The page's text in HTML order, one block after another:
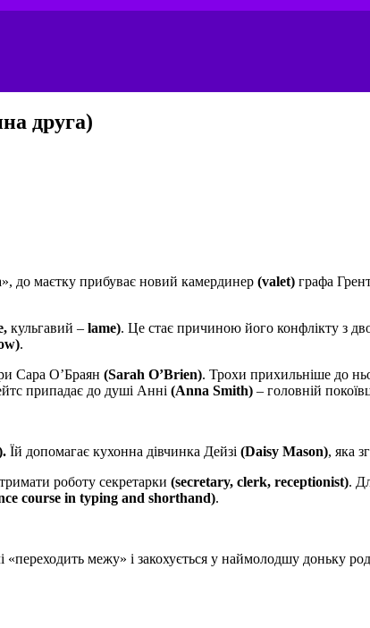
друга)
до маєтку прибуває новий камердинер (valet) графа
кульгавий – lame). Це стає причиною його конфлікту з
.
Сара О’Браян (Sarah O’Brien). Трохи прихильніше до
припадає до душі Анні (Anna Smith) – головній
Їй допомагає кухонна дівчинка Дейзі (Daisy Mason), яка
роботу секретарки (secretary, clerk, receptionist).
course in typing and shorthand).
«переходить межу» і закохується у наймолодшу доньку